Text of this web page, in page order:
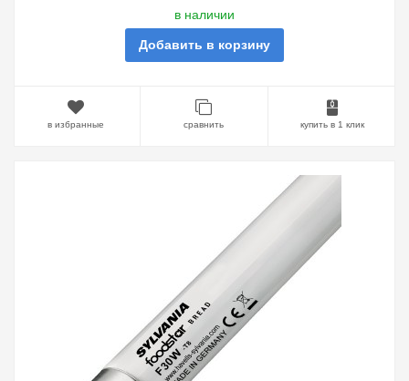
в наличии
Добавить в корзину
в избранные сравнить купить в 1 клик